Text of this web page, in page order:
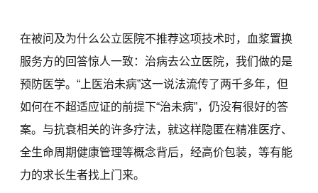
在被问及为什么公立医院不推荐这项技术时，血浆置换
服务方的回答惊人一致：治病去公立医院，我们做的是
预防医学。“上医治未病”这一说法流传了两千多年，但
如何在不超适应证的前提下“治未病”，仍没有很好的答
案。与抗衰相关的许多疗法，就这样隐匿在精准医疗、
全生命周期健康管理等概念背后，经高价包装，等有能
力的求长生者找上门来。